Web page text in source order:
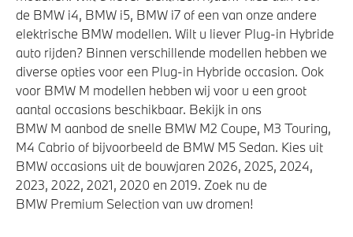
de BMW i4, BMW i5, BMW i7 of een van onze andere
elektrische BMW modellen. Wilt u liever Plug-in Hybride
auto rijden? Binnen verschillende modellen hebben we
diverse opties voor een Plug-in Hybride occasion. Ook
voor BMW M modellen hebben wij voor u een groot
aantal occasions beschikbaar. Bekijk in ons
BMW M aanbod de snelle BMW M2 Coupe, M3 Touring,
M4 Cabrio of bijvoorbeeld de BMW M5 Sedan. Kies uit
BMW occasions uit de bouwjaren 2026, 2025, 2024,
2023, 2022, 2021, 2020 en 2019. Zoek nu de
BMW Premium Selection van uw dromen!